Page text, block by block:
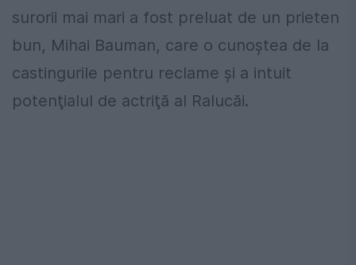
surorii mai mari a fost preluat de un prieten
bun, Mihai Bauman, care o cunoştea de la
castingurile pentru reclame şi a intuit
potenţialul de actriţă al Ralucăi.